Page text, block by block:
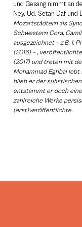
und Gesang nimmt an
Ney, Ud, Setar, Daf und
Mozartstädtern als
Schwestern Cora,
ausgezeichnet – z.B. 1.
(2016) – ,
(2017) und treten mit
Mohammad Eghbal
blieb er der
entstammt er doch
zahlreiche Werke
(erst)veröffentlichte.